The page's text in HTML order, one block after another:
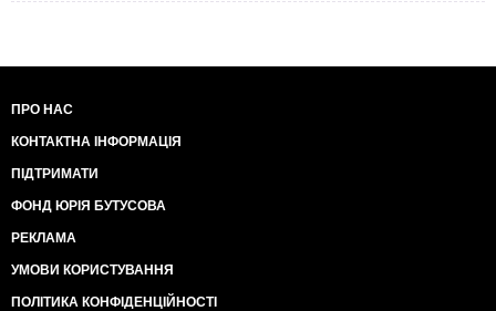
ПРО НАС
КОНТАКТНА ІНФОРМАЦІЯ
ПІДТРИМАТИ
ФОНД ЮРІЯ БУТУСОВА
РЕКЛАМА
УМОВИ КОРИСТУВАННЯ
ПОЛІТИКА КОНФІДЕНЦІЙНОСТІ